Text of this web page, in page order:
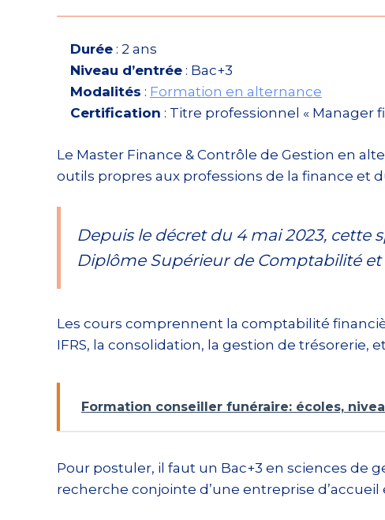
Durée : 2 ans
Niveau d’entrée : Bac+3
Modalités : Formation en alternance
Certification : Titre professionnel « Manager
Le Master Finance & Contrôle de Gestion en
outils propres aux professions de la finance et
Depuis le décret du 4 mai 2023, cette
Diplôme Supérieur de Comptabilité et
Les cours comprennent la comptabilité
IFRS, la consolidation, la gestion de trésorerie,
Formation conseiller funéraire: écoles,
Pour postuler, il faut un Bac+3 en sciences de
recherche conjointe d’une entreprise d’accueil